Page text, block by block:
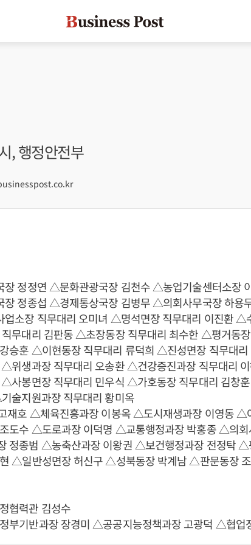
, 행정안전부
정정연 △문화관광국장 김천수 △농업기술센터소장
정종섭 △경제통상국장 김병무 △의회사무국장 하용
소장 직무대리 오미녀 △명석면장 직무대리 이진환 △
무대리 김판동 △초장동장 직무대리 최수한 △평거동
승훈 △이현동장 직무대리 류덕희 △진성면장 직무대
△위생과장 직무대리 오송환 △건강증진과장 직무대리
△사봉면장 직무대리 민우식 △가호동장 직무대리 김창
술지원과장 직무대리 황미옥
재호 △체육진흥과장 이봉옥 △도시재생과장 이영동 △
도수 △도로과장 이덕명 △교통행정과장 박홍종 △의회
정종범 △농축산과장 이왕권 △보건행정과장 전정탁 △
△일반성면장 허신구 △성북동장 박계남 △판문동장
협력관 김성수
부기반과장 장경미 △공공지능정책과장 고광덕 △협업